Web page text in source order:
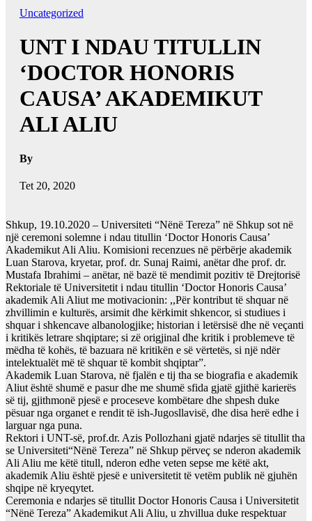
Uncategorized
UNT I NDAU TITULLIN
‘DOCTOR HONORIS
CAUSA’ AKADEMIKUT
ALI ALIU
By
Tet 20, 2020
Shkup, 19.10.2020 – Universiteti “Nënë Tereza” në Shkup sot në
një ceremoni solemne i ndau titullin ‘Doctor Honoris Causa’
Akademikut Ali Aliu. Komisioni recenzues në përbërje akademik
Luan Starova, kryetar, prof. dr. Sunaj Raimi, anëtar dhe prof. dr.
Mustafa Ibrahimi – anëtar, në bazë të mendimit pozitiv të Drejtorisë
Rektoriale të Universitetit i ndau titullin ‘Doctor Honoris Causa’
akademik Ali Aliut me motivacionin: ,,Për kontribut të shquar në
zhvillimin e kulturës, arsimit dhe kërkimit shkencor, si studiues i
shquar i shkencave albanologjike; historian i letërsisë dhe në veçanti
i kritikës letrare shqiptare; si zë origjinal dhe kritik i problemeve të
mëdha të kohës, të bazuara në kritikën e së vërtetës, si një ndër
intelektualët më të shquar të kombit shqiptar”.
Akademik Luan Starova, në fjalën e tij tha se biografia e akademik
Aliut është shumë e pasur dhe me shumë sfida gjatë gjithë karierës
së tij, gjithmonë pjesë e proceseve kombëtare dhe shpesh duke
pësuar nga organet e rendit të ish-Jugosllavisë, dhe disa herë edhe i
larguar nga puna.
Rektori i UNT-së, prof.dr. Azis Pollozhani gjatë ndarjes së titullit tha
se Universiteti“Nënë Tereza” në Shkup përveç se nderon akademik
Ali Aliu me këtë titull, nderon edhe veten sepse me këtë akt,
akademik Aliu është pjesë e universitetit të vetëm publik në gjuhën
shqipe në kryeqytet.
Ceremonia e ndarjes së titullit Doctor Honoris Causa i Universitetit
“Nënë Tereza” Akademikut Ali Aliu, u zhvillua duke respektuar